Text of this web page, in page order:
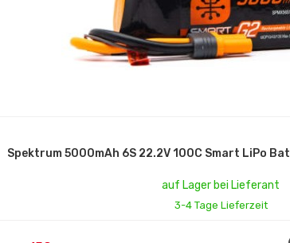
Spektrum 5000mAh 4S 14.8V 100C Smart LiPo Har
auf Lager bei Lieferant
3-4 Tage Lieferzeit